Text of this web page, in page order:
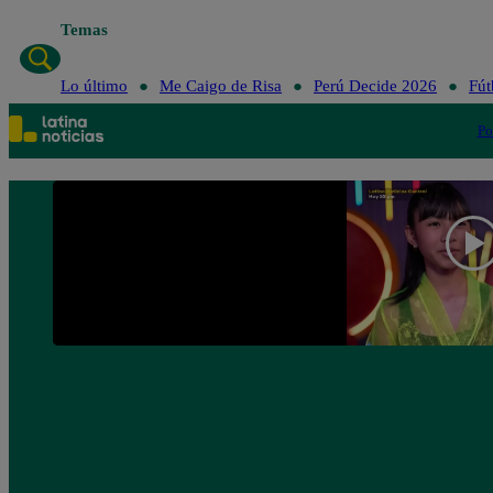
Temas
Lo último Me Caigo de Risa Perú Decide 2026